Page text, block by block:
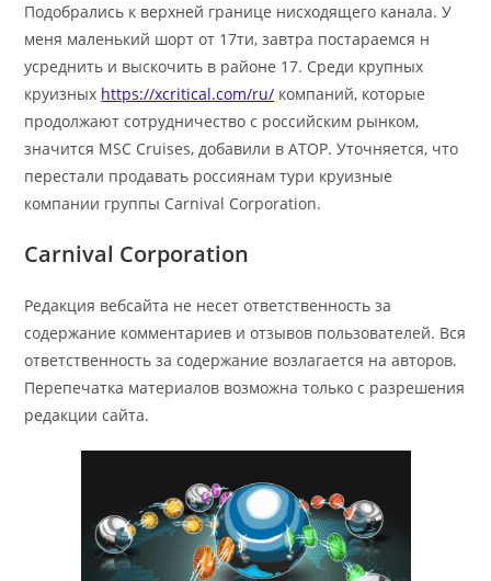
Подобрались к верхней границе нисходящего канала. У
меня маленький шорт от 17ти, завтра постараемся н
усреднить и выскочить в районе 17. Среди крупных
круизных https://xcritical.com/ru/ компаний, которые
продолжают сотрудничество с российским рынком,
значится MSC Cruises, добавили в АТОР. Уточняется, что
перестали продавать россиянам тури круизные
компании группы Carnival Corporation.
Carnival Corporation
Редакция вебсайта не несет ответственность за
содержание комментариев и отзывов пользователей. Вся
ответственность за содержание возлагается на авторов.
Перепечатка материалов возможна только с разрешения
редакции сайта.